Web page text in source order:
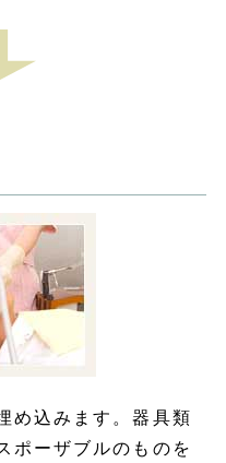
め込みます。器具類
ポーザブルのものを